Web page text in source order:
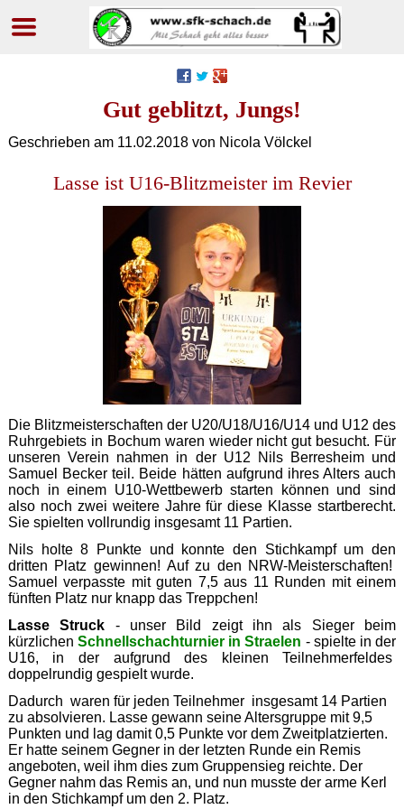
Gut geblitzt, Jungs!
Geschrieben am 11.02.2018von Nicola Völckel
Lasse ist U16-Blitzmeister im Revier
Die Blitzmeisterschaften der U20/U18/U16/U14 und U12 des
Ruhrgebiets in Bochum waren wieder nicht gut besucht. Für
unseren Verein nahmen in der U12 Nils Berresheim und
Samuel Becker teil. Beide hätten aufgrund ihres Alters auch
noch in einem U10-Wettbewerb starten können und sind
also noch zwei weitere Jahre für diese Klasse startberecht.
Sie spielten vollrundig insgesamt 11 Partien.
Nils holte 8 Punkte und konnte den Stichkampf um den
dritten Platz gewinnen! Auf zu den NRW-Meisterschaften!
Samuel verpasste mit guten 7,5 aus 11 Runden mit einem
fünften Platz nur knapp das Treppchen!
Lasse Struck - unser Bild zeigt ihn als Sieger beim
kürzlichenSchnellschachturnier in Straelen - spielte in der
U16, in der aufgrund des kleinen Teilnehmerfeldes
doppelrundig gespielt wurde.
Dadurch waren für jeden Teilnehmer insgesamt 14 Partien
zu absolvieren. Lasse gewann seine Altersgruppe mit 9,5
Punkten und lag damit 0,5 Punkte vor dem Zweitplatzierten.
Er hatte seinem Gegner in der letzten Runde ein Remis
angeboten, weil ihm dies zum Gruppensieg reichte. Der
Gegner nahm das Remis an, und nun musste der arme Kerl
in den Stichkampf um den 2. Platz.